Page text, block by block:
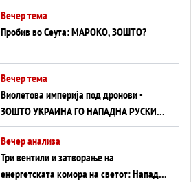
Вечер тема
Пробив во Сеута: МАРОКО, ЗОШТО?
Вечер тема
Виолетова империја под дронови -
ЗОШТО УКРАИНА ГО НАПАДНА РУСКИОТ
WILDBERRIES
Вечер анализа
Три вентили и затворање на
енергетската комора на светот: Нападот